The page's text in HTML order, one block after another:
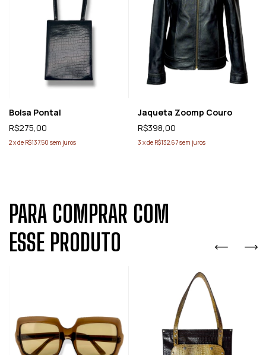
Bolsa Pontal
R$275,00
2xde R$137,50 sem juros
Jaqueta Zoomp Couro
R$398,00
3 xde R$132,67sem juros
PARA COMPRAR COM
ESSE PRODUTO